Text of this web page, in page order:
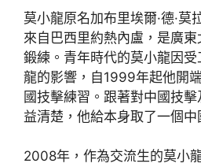
莫小龍原名加布里埃爾·德·莫
來自巴西里約熱內盧，是廣
鍛練。青年時代的莫小龍因
龍的影響，自1999年起他開
國技擊練習。跟著對中國技
益清楚，他給本身取了一個
2008年，作為交流生的莫小